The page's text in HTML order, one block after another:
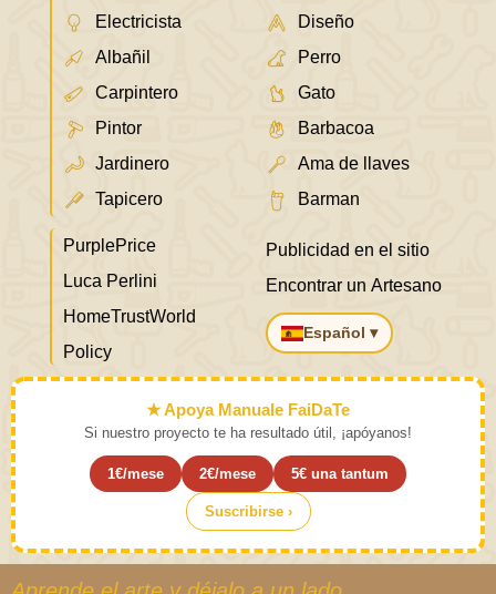
Electricista
Albañil
Carpintero
Pintor
Jardinero
Tapicero
Diseño
Perro
Gato
Barbacoa
Ama de llaves
Barman
PurplePrice
Luca Perlini
HomeTrustWorld
Policy
Publicidad en el sitio
Encontrar un Artesano
Español ▾
★ Apoya Manuale FaiDaTe
Si nuestro proyecto te ha resultado útil, ¡apóyanos!
1€/mese 2€/mese 5€ una tantum
Suscribirse ›